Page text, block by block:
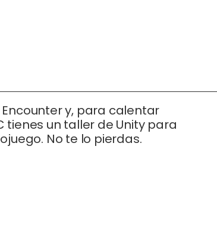
y, para calentar
tienes un taller de Unity para
No te lo pierdas.